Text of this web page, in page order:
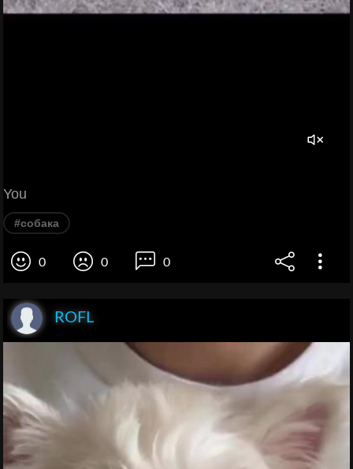
You
#собака
0 0 0
ROFL